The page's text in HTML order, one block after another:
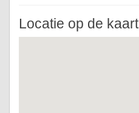
Locatie op de kaart